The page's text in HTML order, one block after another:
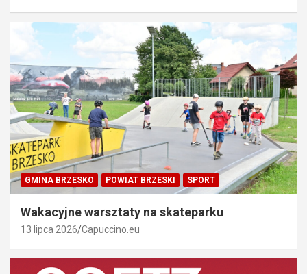
GMINA BRZESKO POWIAT BRZESKI SPORT
Wakacyjne warsztaty na skateparku
13 lipca 2026 Capuccino.eu